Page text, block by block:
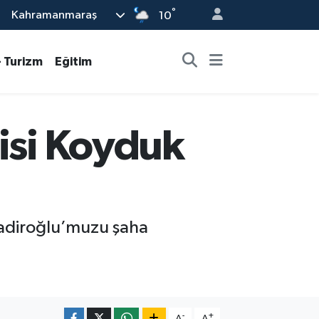
Kahramanmaraş 10°
Turizm Eğitim
Koyduk
şaha
- +